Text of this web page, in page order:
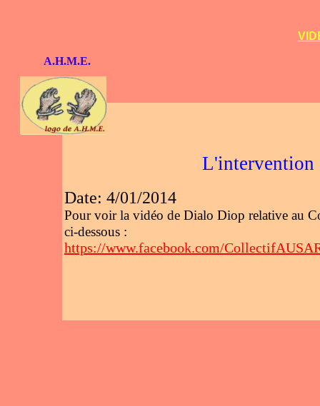
A.H.M.E.
L'intervention
Date: 4/01/2014
Pour voir la vidéo de Dialo Diop relative au
ci-dessous :
https://www.facebook.com/